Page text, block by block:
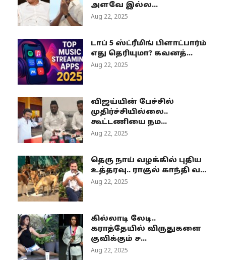
அளவே இல்ல...
Aug 22, 2025
டாப் 5 ஸ்ட்ரீமிங் பிளாட்பார்ம்
எது தெரியுமா? கவனத்...
Aug 22, 2025
விஜய்யின் பேச்சில்
முதிர்ச்சியில்லை..
கூட்டணியை நம...
Aug 22, 2025
தெரு நாய் வழக்கில் புதிய
உத்தரவு.. ராகுல் காந்தி வ...
Aug 22, 2025
கில்லாடி லேடி..
கராத்தேயில் விருதுகளை
குவிக்கும் ச...
Aug 22, 2025